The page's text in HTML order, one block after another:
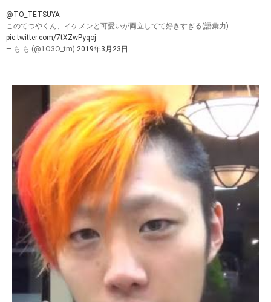
@TO_TETSUYA
このてつやくん、イケメンと可愛いが両立してて好きすぎる(語彙力)
pic.twitter.com/7tXZwPyqoj
— も も (@1O3O_tm) 2019年3月23日